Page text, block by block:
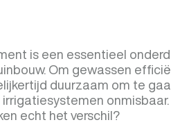
is een essentieel
Om gewassen
duurzaam om te
echt het verschil?